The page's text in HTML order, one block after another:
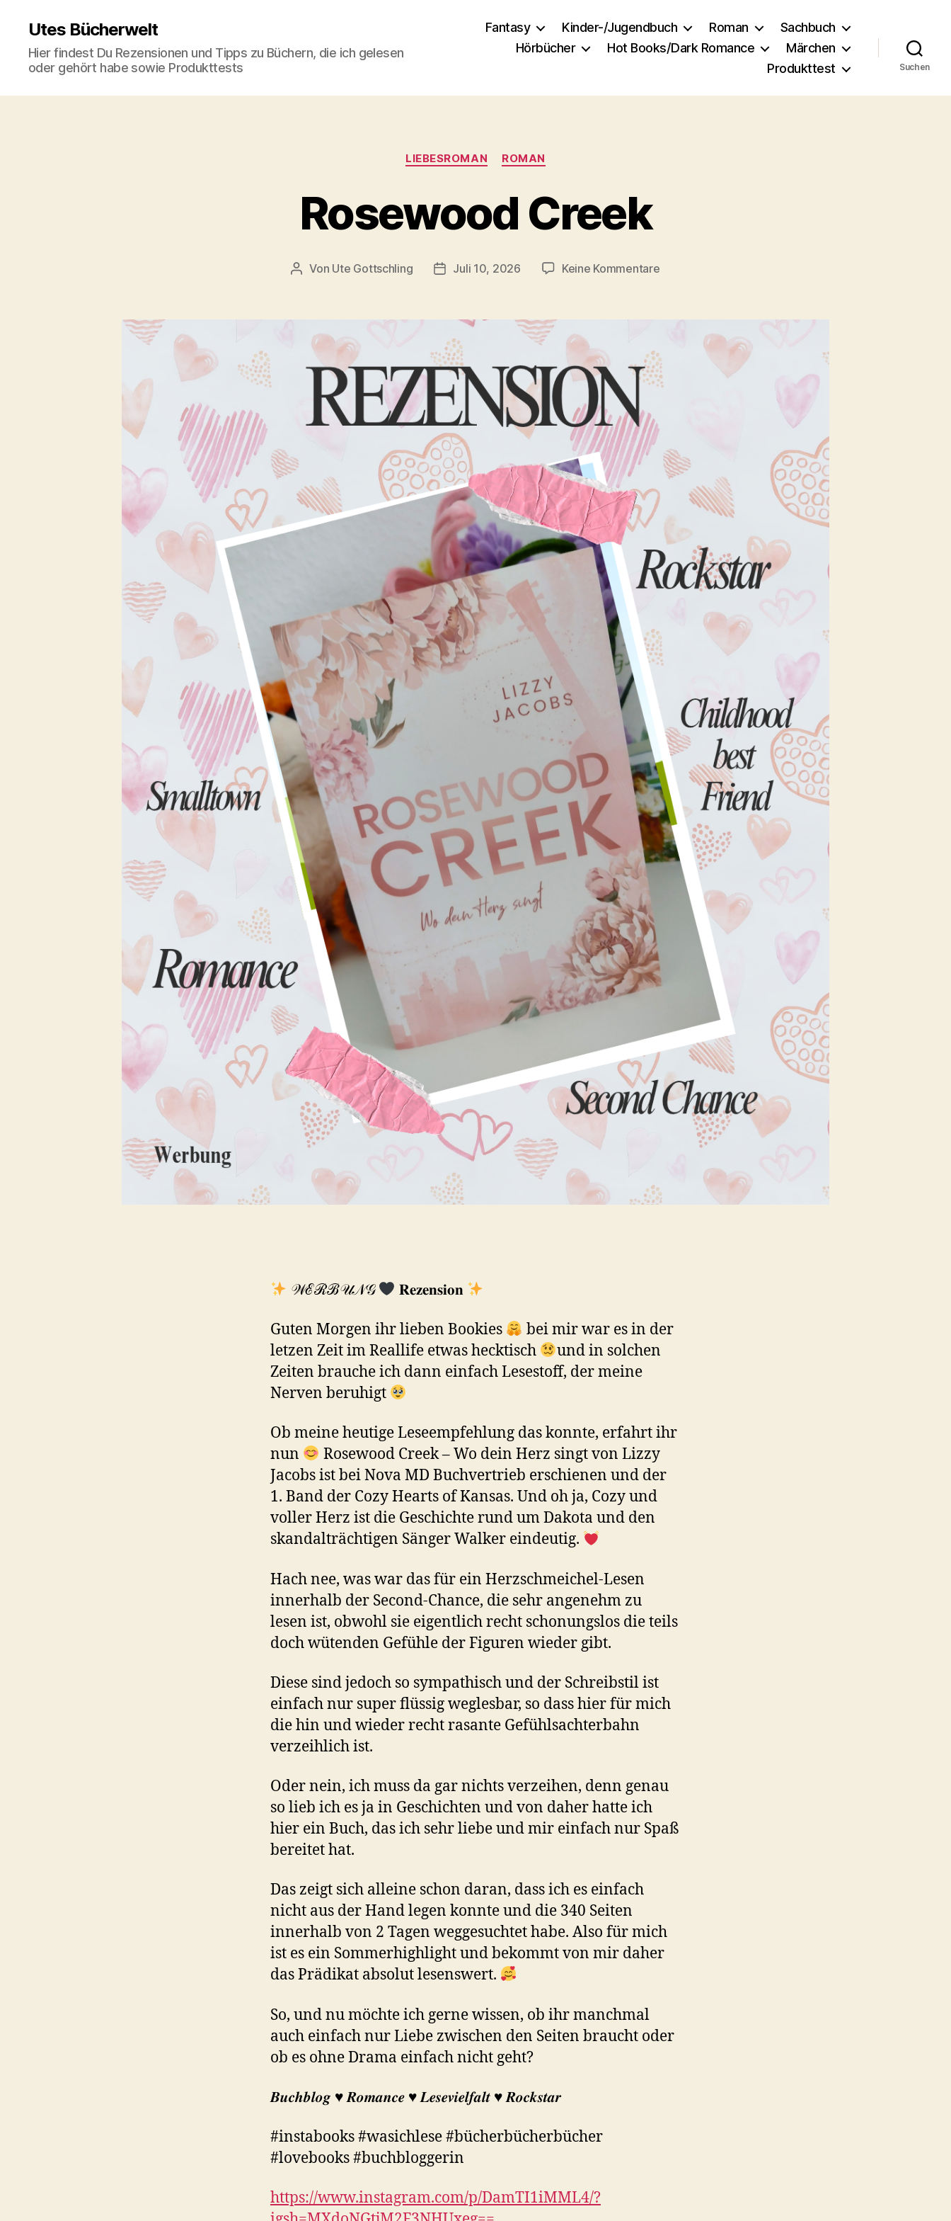
Utes Bücherwelt
Hier findest Du Rezensionen und Tipps zu Büchern, die ich gelesen
oder gehört habe sowie Produkttests
Fantasy Kinder-/Jugendbuch Roman
Sachbuch
Hörbücher
Hot Books/Dark Romance
Märchen
Produkttest
Suchen
Kategorien
LIEBESROMAN ROMAN
Rosewood Creek
Beitragsautor
Von Ute Gottschling Veröffentlichungsdatum
Juli 10, 2026 Keine Kommentarezu
𝒲ℰℛℬ𝒰𝒩𝒢 𝐑𝐞𝐳𝐞𝐧𝐬𝐢𝐨𝐧
Guten Morgen ihr lieben Bookies
bei mir war es in der
letzen Zeit im Reallife etwas hecktisch
und in solchen
Zeiten brauche ich dann einfach Lesestoff, der meine
Nerven beruhigt
Ob meine heutige Leseempfehlung das konnte, erfahrt ihr
nun
Rosewood Creek – Wo dein Herz singt von Lizzy
Jacobs ist bei Nova MD Buchvertrieb erschienen und der
1. Band der Cozy Hearts of Kansas. Und oh ja, Cozy und
voller Herz ist die Geschichte rund um Dakota und den
skandalträchtigen Sänger Walker eindeutig.
Hach nee, was war das für ein Herzschmeichel-Lesen
innerhalb der Second-Chance, die sehr angenehm zu
lesen ist, obwohl sie eigentlich recht schonungslos die teils
doch wütenden Gefühle der Figuren wieder gibt.
Diese sind jedoch so sympathisch und der Schreibstil ist
einfach nur super flüssig weglesbar, so dass hier für mich
die hin und wieder recht rasante Gefühlsachterbahn
verzeihlich ist.
Oder nein, ich muss da gar nichts verzeihen, denn genau
so lieb ich es ja in Geschichten und von daher hatte ich
hier ein Buch, das ich sehr liebe und mir einfach nur Spaß
bereitet hat.
Das zeigt sich alleine schon daran, dass ich es einfach
nicht aus der Hand legen konnte und die 340 Seiten
innerhalb von 2 Tagen weggesuchtet habe. Also für mich
ist es ein Sommerhighlight und bekommt von mir daher
das Prädikat absolut lesenswert.
So, und nu möchte ich gerne wissen, ob ihr manchmal
auch einfach nur Liebe zwischen den Seiten braucht oder
ob es ohne Drama einfach nicht geht?
𝑩𝒖𝒄𝒉𝒃𝒍𝒐𝒈 ♥︎ 𝑹𝒐𝒎𝒂𝒏𝒄𝒆 ♥︎ 𝑳𝒆𝒔𝒆𝒗𝒊𝒆𝒍𝒇𝒂𝒍𝒕 ♥︎ 𝑹𝒐𝒄𝒌𝒔𝒕𝒂𝒓
#instabooks #wasichlese #bücherbücherbücher
#lovebooks #buchbloggerin
https://www.instagram.com/p/DamTI1iMML4/?